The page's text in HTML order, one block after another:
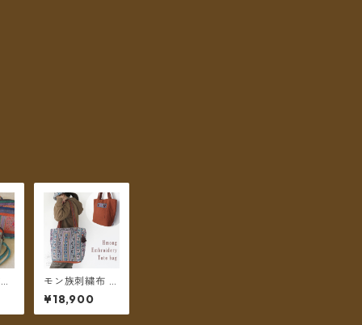
メ
モン族刺繍布 コ
ットン生地トー
トバッグ クロス
ステッチ B ＊送
¥18,900